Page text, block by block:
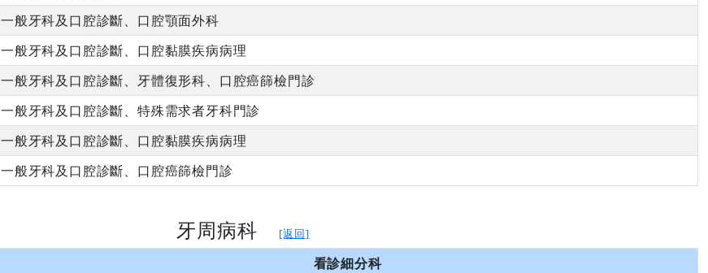
一般牙科及口腔診斷、口腔顎面外科
一般牙科及口腔診斷、口腔黏膜疾病病理
一般牙科及口腔診斷、牙體復形科、口腔癌篩檢門診
一般牙科及口腔診斷、特殊需求者牙科門診
一般牙科及口腔診斷、口腔黏膜疾病病理
一般牙科及口腔診斷、口腔癌篩檢門診
牙周病科 [返回]
看診細分科